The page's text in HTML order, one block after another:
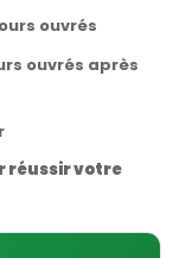
ouvrés
ouvrés après
réussir votre